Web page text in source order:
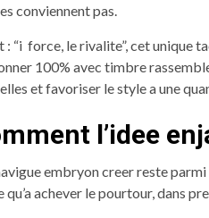
conviennent pas.
“i force, le rivalite”, cet unique
100% avec timbre
et favoriser le style a une
l’idee
embryon creer reste
achever le pourtour, dans